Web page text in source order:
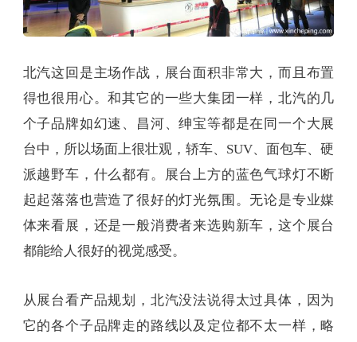
北汽这回是主场作战，展台面积非常大，而且布置
得也很用心。和其它的一些大集团一样，北汽的几
个子品牌如幻速、昌河、绅宝等都是在同一个大展
台中，所以场面上很壮观，轿车、SUV、面包车、硬
派越野车，什么都有。展台上方的蓝色气球灯不断
起起落落也营造了很好的灯光氛围。无论是专业媒
体来看展，还是一般消费者来选购新车，这个展台
都能给人很好的视觉感受。
从展台看产品规划，北汽没法说得太过具体，因为
它的各个子品牌走的路线以及定位都不太一样，略